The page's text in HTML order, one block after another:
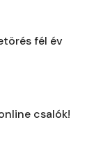
fél év
csalók!